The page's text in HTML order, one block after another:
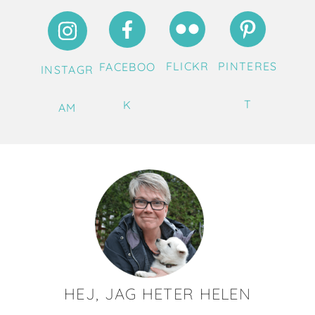
INSTAGR
AM
FACEBOO
K
FLICKR PINTERES
T
HEJ, JAG HETER HELEN